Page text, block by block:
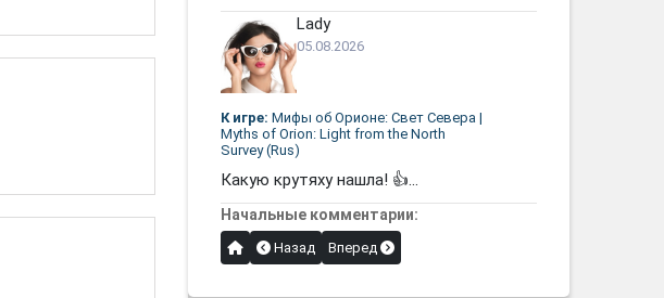
Lady
05.08.2026
К игре: Мифы об Орионе: Свет Севера |
Myths of Orion: Light from the North
Survey (Rus)
Какую крутяху нашла! 👍...
Начальные комментарии:
Назад Вперед